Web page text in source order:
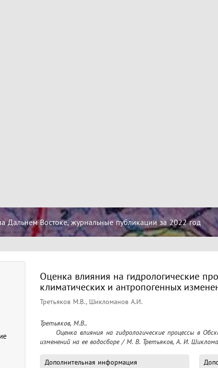
Дальнем Востоке, журнальные публикации за 2022 год
Оценка влияния на гидрологические
климатических и антропогенных
Третьяков М.В., Шикломанов А.И.
Третьяков, М.В..
изменений на ее водосборе / М. В. Третьяков, А. И.
Дополнительная информация